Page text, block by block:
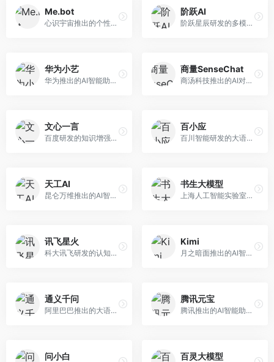
Me.bot
心识宇宙推出的个性化AI伴侣，专注于情感交互和个人助理服务。面向个人用户，支持日程管理、情感陪伴、知识问答等功能，交互体验人性化。
阶跃AI
阶跃星辰研发的多模态大模型平台，支持文本、图像、视频的综合理解与生成。面向创作者和企业客户，提供内容创作、智能分析等服务，多模态能力突出。
华为小艺
华为推出的AI智能助手网页端，深度整合鸿蒙生态和华为云服务。面向华为设备用户，支持语音交互、智能问答、设备控制等功能，与华为硬件生态无缝衔接。
商量SenseChat
商汤科技推出的AI对话平台，结合计算机视觉和自然语言处理技术。面向企业用户和开发者，支持多模态交互，视觉理解能力强，适合智能客服和内容创作场景。
文心一言
百度研发的知识增强大语言模型，深度融合百度知识图谱和搜索能力。面向中文用户，提供知识问答、文本创作、逻辑推理等服务，中文语境理解准确，知识覆盖面广。
百小应
百川智能研发的大语言模型助手，专注于中文理解和生成。面向中文用户，提供知识问答、文本创作、代码辅助等服务，模型参数规模大，中文表达流畅自然。
天工AI
昆仑万维推出的AI智能助手，集成搜索、对话、创作等多种能力。面向普通用户和内容创作者，支持联网搜索、文本生成、图像理解等功能，响应速度快，免费使用。
书生大模型
上海人工智能实验室研发的开源大模型系列，支持多尺度和多模态。面向研究机构和开发者，开源生态完善，学术研究背景深厚，适合科研和定制开发。
讯飞星火
科大讯飞研发的认知智能大模型，深度融合语音识别和自然语言处理技术。面向企业用户和教育领域，提供语音交互、文档处理、代码生成等服务，中文语音识别准确率高。
Kimi
月之暗面推出的AI智能助手，核心优势在于超长文本处理能力，支持20万字以上文档分析。面向学术研究者、职场人士和内容创作者，提供文档解读、PPT生成、联网搜索等综合服务。
通义千问
阿里巴巴推出的大语言模型平台，提供对话问答、文档处理、图像理解、代码编写等全方位AI服务。面向企业用户和个人开发者，集成阿里云生态，支持多模态交互，企业级安全保障。
腾讯元宝
腾讯推出的AI智能助手，整合微信生态和腾讯云服务。面向普通用户和企业客户，支持文档解析、图像理解、联网搜索等功能，与腾讯产品无缝衔接，办公协作便捷。
问小白 百灵大模型